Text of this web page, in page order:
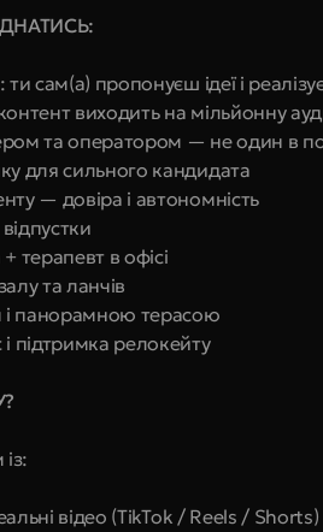
сам(а) пропонуєш ідеї і
виходить на мільйонну
та оператором — не один в
для сильного кандидата
— довіра і автономність
терапевт в офісі
та ланчів
і панорамною терасою
підтримка релокейту
відео (TikTok / Reels /